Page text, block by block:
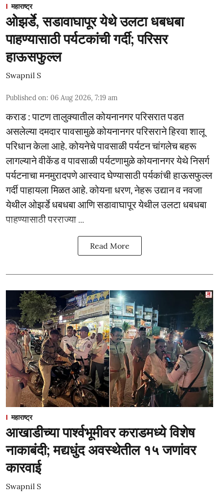
महाराष्ट्र
ओझर्डे, सडावाघापूर येथे उलटा धबधबा
पाहण्यासाठी पर्यटकांची गर्दी; परिसर
हाऊसफुल्ल
Swapnil S
Published on: 06 Aug 2026, 7:19 am
कराड : पाटण तालुक्यातील कोयनानगर परिसरात पडत
असलेल्या दमदार पावसामुळे कोयनानगर परिसराने हिरवा शालू
परिधान केला आहे. कोयनेचे पावसाळी पर्यटन चांगलेच बहरू
लागल्याने वीकेंड व पावसाळी पर्यटणामुळे कोयनानगर येथे निसर्ग
पर्यटनाचा मनमुरादपणे आस्वाद घेण्यासाठी पर्यकांची हाऊसफुल्ल
गर्दी पाहायला मिळत आहे. कोयना धरण, नेहरू उद्यान व नवजा
येथील ओझर्डे धबधबा आणि सडावाघापूर येथील उलटा धबधबा
पाहण्यासाठी परराज्या ...
Read More
महाराष्ट्र
आखाडीच्या पार्श्वभूमीवर कराडमध्ये विशेष
नाकाबंदी; मद्यधुंद अवस्थेतील १५ जणांवर
कारवाई
Swapnil S